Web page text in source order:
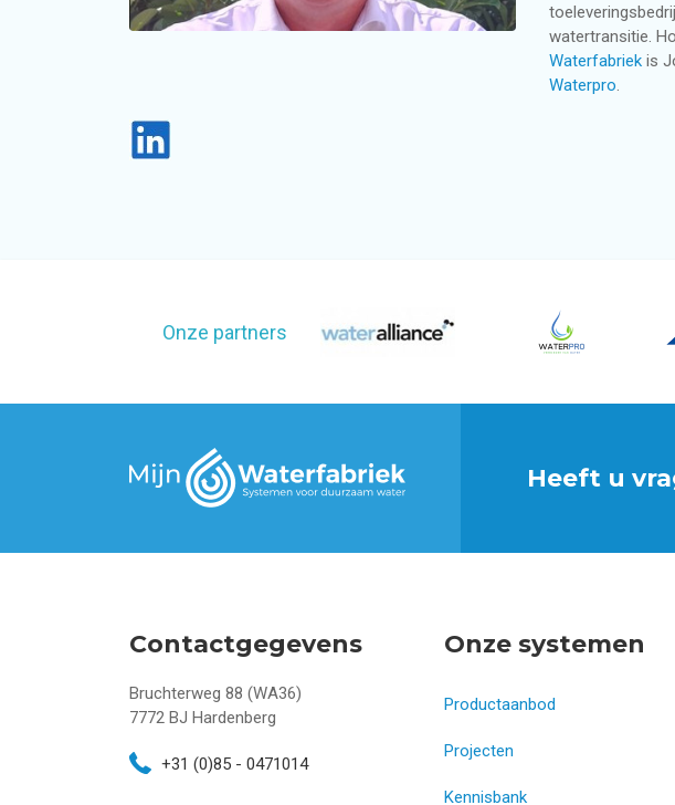
watertransitie.
Waterfabriek is
Waterpro.
Onze partners
Heeft u
Contactgegevens
Bruchterweg 88 (WA36)
7772 BJ Hardenberg
+31 (0)85 - 0471014
Onze systemen
Productaanbod
Projecten
Kennisbank